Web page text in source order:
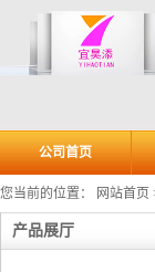
公司首页
您当前的位置： 网站首页
产品展厅